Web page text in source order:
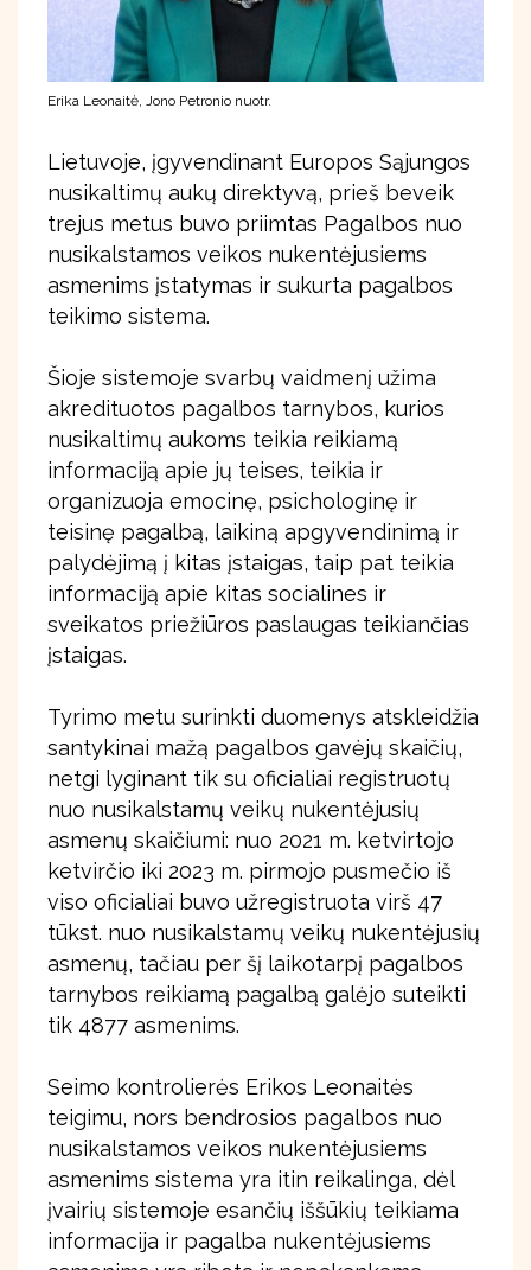
Erika Leonaitė, Jono Petronio nuotr.
Lietuvoje, įgyvendinant Europos Sąjungos
nusikaltimų aukų direktyvą, prieš beveik
trejus metus buvo priimtas Pagalbos nuo
nusikalstamos veikos nukentėjusiems
asmenims įstatymas ir sukurta pagalbos
teikimo sistema.
Šioje sistemoje svarbų vaidmenį užima
akredituotos pagalbos tarnybos, kurios
nusikaltimų aukoms teikia reikiamą
informaciją apie jų teises, teikia ir
organizuoja emocinę, psichologinę ir
teisinę pagalbą, laikiną apgyvendinimą ir
palydėjimą į kitas įstaigas, taip pat teikia
informaciją apie kitas socialines ir
sveikatos priežiūros paslaugas teikiančias
įstaigas.
Tyrimo metu surinkti duomenys atskleidžia
santykinai mažą pagalbos gavėjų skaičių,
netgi lyginant tik su oficialiai registruotų
nuo nusikalstamų veikų nukentėjusių
asmenų skaičiumi: nuo 2021 m. ketvirtojo
ketvirčio iki 2023 m. pirmojo pusmečio iš
viso oficialiai buvo užregistruota virš 47
tūkst. nuo nusikalstamų veikų nukentėjusių
asmenų, tačiau per šį laikotarpį pagalbos
tarnybos reikiamą pagalbą galėjo suteikti
tik 4877 asmenims.
Seimo kontrolierės Erikos Leonaitės
teigimu, nors bendrosios pagalbos nuo
nusikalstamos veikos nukentėjusiems
asmenims sistema yra itin reikalinga, dėl
įvairių sistemoje esančių iššūkių teikiama
informacija ir pagalba nukentėjusiems